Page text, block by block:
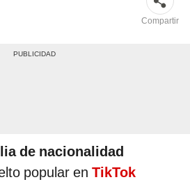
Compartir
de nacionalidad
popular en TikTok